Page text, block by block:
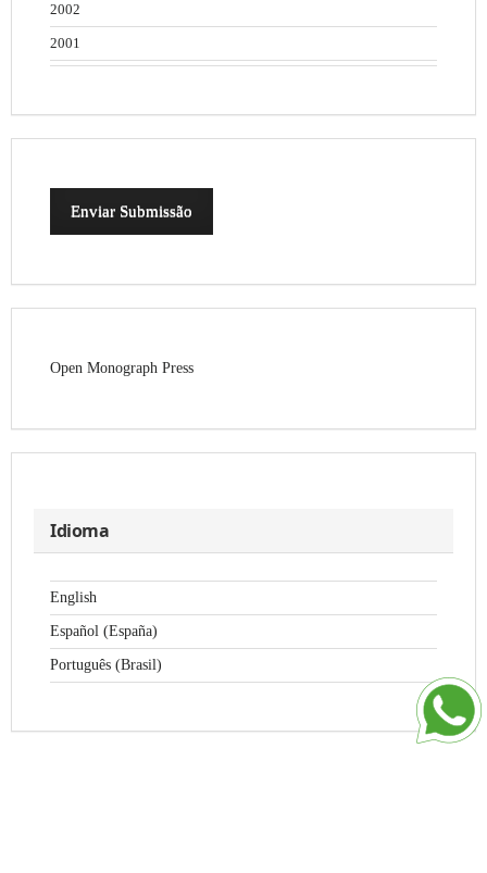
2002
2001
Enviar Submissão
Open Monograph Press
Idioma
English
Español (España)
Português (Brasil)